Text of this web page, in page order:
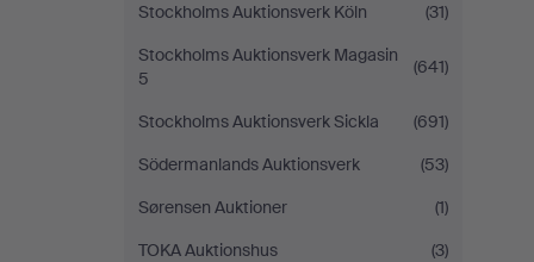
Stockholms Auktionsverk Köln
(31)
Stockholms Auktionsverk Magasin
5
(641)
Stockholms Auktionsverk Sickla
(691)
Södermanlands Auktionsverk
(53)
Sørensen Auktioner
(1)
TOKA Auktionshus
(3)